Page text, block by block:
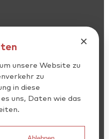
×
unsere Website zu
zu
in diese
uns, Daten wie das